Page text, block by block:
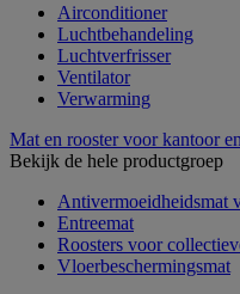
Airconditioner
Luchtbehandeling
Luchtverfrisser
Ventilator
Verwarming
Mat en rooster voor kantoor
Bekijk de hele productgroep
Antivermoeidheidsmat
Entreemat
Roosters voor
Vloerbeschermingsmat